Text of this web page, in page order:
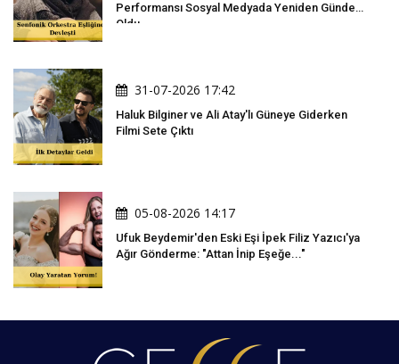
Performansı Sosyal Medyada Yeniden Gündem
Oldu
31-07-2026 17:42
Haluk Bilginer ve Ali Atay'lı Güneye Giderken
Filmi Sete Çıktı
05-08-2026 14:17
Ufuk Beydemir'den Eski Eşi İpek Filiz Yazıcı'ya
Ağır Gönderme: "Attan İnip Eşeğe..."